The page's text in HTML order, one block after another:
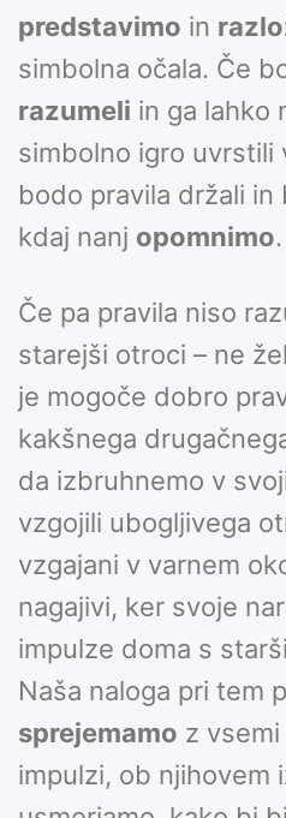
predstavimo in
simbolna očala. Če
razumeli in ga lahko
simbolno igro uvrstili
bodo pravila držali in
kdaj nanj opomnimo.
Če pa pravila niso
starejši otroci – ne
je mogoče dobro
kakšnega
da izbruhnemo v
vzgojili ubogljivega
vzgajani v varnem
nagajivi, ker svoje
impulze doma s
Naša naloga pri tem
sprejemamo z
impulzi, ob njihovem